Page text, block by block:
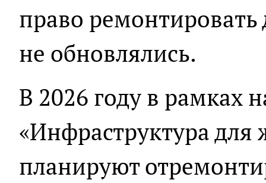
право
не обновлялись.
В 2026 году в рамках
«Инфраструктура для
планируют